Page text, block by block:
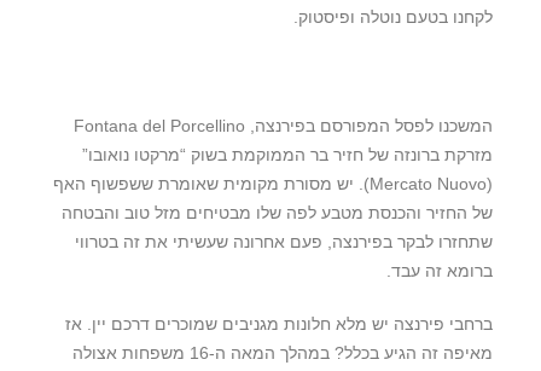
לקחנו בטעם נוטלה ופיסטוק.
המשכנו לפסל המפורסם בפירנצה, Fontana del Porcellino
מזרקת ברונזה של חזיר בר הממוקמת בשוק “מרקטו נואובו”
(Mercato Nuovo). יש מסורת מקומית שאומרת ששפשוף האף
של החזיר והכנסת מטבע לפה שלו מבטיחים מזל טוב והבטחה
שתחזרו לבקר בפירנצה, פעם אחרונה שעשיתי את זה בטרווי
ברומא זה עבד.
ברחבי פירנצה יש מלא חלונות מגניבים שמוכרים דרכם יין. אז
מאיפה זה הגיע בכלל? במהלך המאה ה-16 משפחות אצולה